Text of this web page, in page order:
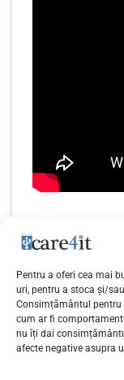
Pentru a oferi cea mai
uri, pentru a stoca și/
Consimțământul pentru
cum ar fi
nu îți dai
afecte negative asupra
Tutoriale de PHP
33 – Array-uri
multidimensionale